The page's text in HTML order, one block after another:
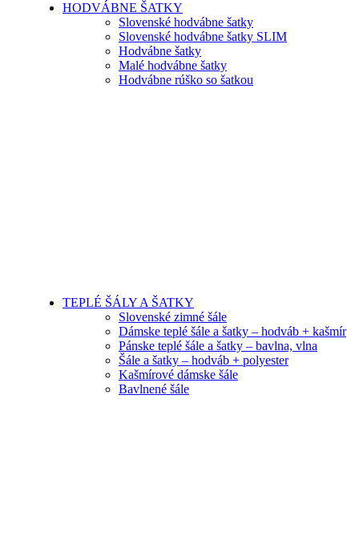
HODVÁBNE ŠATKY
Slovenské hodvábne šatky
Slovenské hodvábne šatky SLIM
Hodvábne šatky
Malé hodvábne šatky
Hodvábne rúško so šatkou
TEPLÉ ŠÁLY A ŠATKY
Slovenské zimné šále
Dámske teplé šále a šatky – hodváb + kašmír
Pánske teplé šále a šatky – bavlna, vlna
Šále a šatky – hodváb + polyester
Kašmírové dámske šále
Bavlnené šále